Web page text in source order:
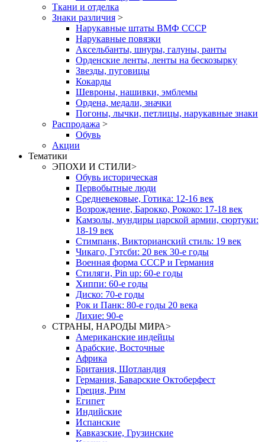
Ткани и отделка
Знаки различия >
Нарукавные штаты ВМФ СССР
Нарукавные повязки
Аксельбанты, шнуры, галуны, ранты
Орденские ленты, ленты на бескозырку
Звезды, пуговицы
Кокарды
Шевроны, нашивки, эмблемы
Ордена, медали, значки
Погоны, лычки, петлицы, нарукавные знаки
Распродажа >
Обувь
Акции
Тематики
ЭПОХИ И СТИЛИ>
Обувь историческая
Первобытные люди
Средневековые, Готика: 12-16 век
Возрождение, Барокко, Рококо: 17-18 век
Камзолы, мундиры царской армии, сюртуки:
18-19 век
Стимпанк, Викторианский стиль: 19 век
Чикаго, Гэтсби: 20 век 30-е годы
Военная форма СССР и Германия
Стиляги, Pin up: 60-е годы
Хиппи: 60-е годы
Диско: 70-е годы
Рок и Панк: 80-е годы 20 века
Лихие: 90-е
СТРАНЫ, НАРОДЫ МИРА>
Американские индейцы
Арабские, Восточные
Африка
Британия, Шотландия
Германия, Баварские Октоберфест
Греция, Рим
Египет
Индийские
Испанские
Кавказские, Грузинские